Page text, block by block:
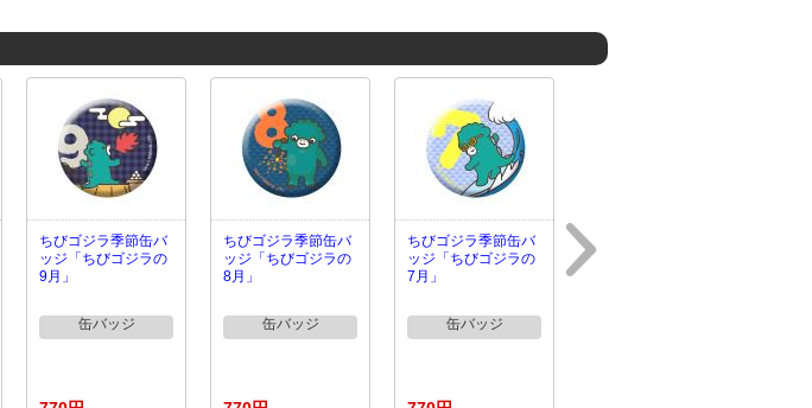
ちびゴジラ季節缶バ
ッジ「ちびゴジラの
9月」
缶バッジ
ちびゴジラ季節缶バ
ッジ「ちびゴジラの
8月」
缶バッジ
ちびゴジラ季節缶バ
ッジ「ちびゴジラの
7月」
缶バッジ